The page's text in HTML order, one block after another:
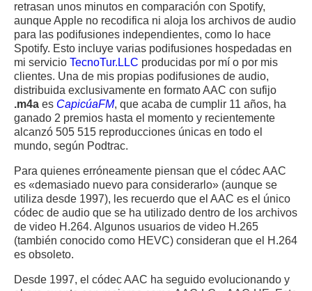
retrasan unos minutos en comparación con Spotify,
aunque Apple no recodifica ni aloja los archivos de audio
para las podifusiones independientes, como lo hace
Spotify. Esto incluye varias podifusiones hospedadas en
mi servicio TecnoTur.LLC producidas por mí o por mis
clientes. Una de mis propias podifusiones de audio,
distribuida exclusivamente en formato AAC con sufijo
.m4a es CapicúaFM, que acaba de cumplir 11 años, ha
ganado 2 premios hasta el momento y recientemente
alcanzó 505 515 reproducciones únicas en todo el
mundo, según Podtrac.
Para quienes erróneamente piensan que el códec AAC
es «demasiado nuevo para considerarlo» (aunque se
utiliza desde 1997), les recuerdo que el AAC es el único
códec de audio que se ha utilizado dentro de los archivos
de video H.264. Algunos usuarios de video H.265
(también conocido como HEVC) consideran que el H.264
es obsoleto.
Desde 1997, el códec AAC ha seguido evolucionando y